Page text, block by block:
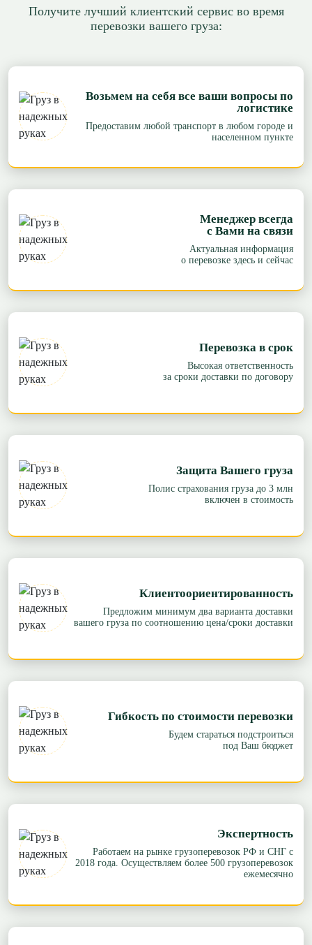
Получите лучший клиентский сервис во время
перевозки вашего груза:
Возьмем на себя все ваши вопросы по
логистике
Предоставим любой транспорт в любом городе и
населенном пункте
Менеджер всегда
с Вами на связи
Актуальная информация
о перевозке здесь и сейчас
Перевозка в срок
Высокая ответственность
за сроки доставки по договору
Защита Вашего груза
Полис страхования груза до 3 млн
включен в стоимость
Клиентоориентированность
Предложим минимум два варианта доставки
вашего груза по соотношению цена/сроки доставки
Гибкость по стоимости перевозки
Будем стараться подстроиться
под Ваш бюджет
Экспертность
Работаем на рынке грузоперевозок РФ и СНГ с
2018 года. Осуществляем более 500 грузоперевозок
ежемесячно